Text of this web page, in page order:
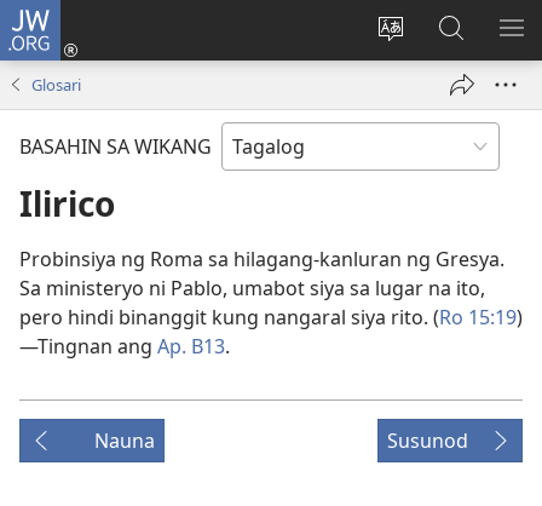
JW.ORG
Baguhin
ng
Mag-
log
bubukas
sa
JW.ORG
Glosari
BASAHIN SA WIKANG
Ilirico
Probinsiya ng Roma sa hilagang-kanluran ng Gresya.
Sa ministeryo ni Pablo, umabot siya sa lugar na ito,
pero hindi binanggit kung nangaral siya rito. (Ro 15:19)
—Tingnan ang Ap. B13.
Nauna Susunod